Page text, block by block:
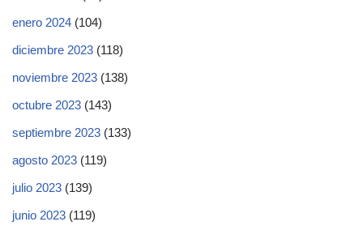
enero 2024 (104)
diciembre 2023 (118)
noviembre 2023 (138)
octubre 2023 (143)
septiembre 2023 (133)
agosto 2023 (119)
julio 2023 (139)
junio 2023 (119)